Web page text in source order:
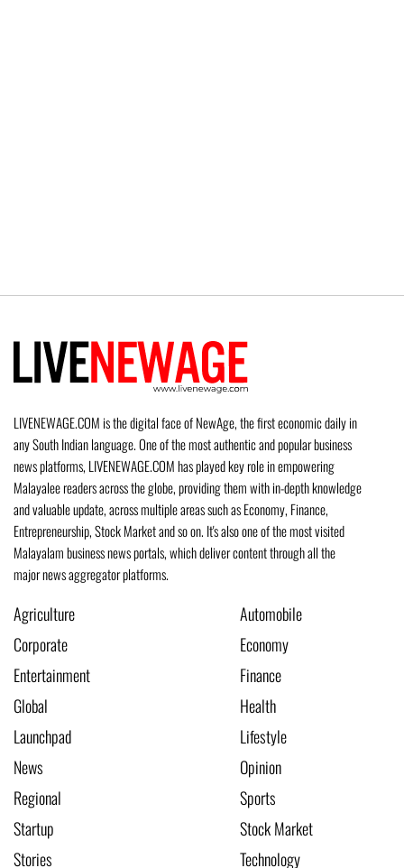
LIVENEWAGE.COM is the digital face of NewAge, the first economic daily in
any South Indian language. One of the most authentic and popular business
news platforms, LIVENEWAGE.COM has played key role in empowering
Malayalee readers across the globe, providing them with in-depth knowledge
and valuable update, across multiple areas such as Economy, Finance,
Entrepreneurship, Stock Market and so on. It's also one of the most visited
Malayalam business news portals, which deliver content through all the
major news aggregator platforms.
Agriculture
Automobile
Corporate
Economy
Entertainment
Finance
Global
Health
Launchpad
Lifestyle
News
Opinion
Regional
Sports
Startup
Stock Market
Stories
Technology